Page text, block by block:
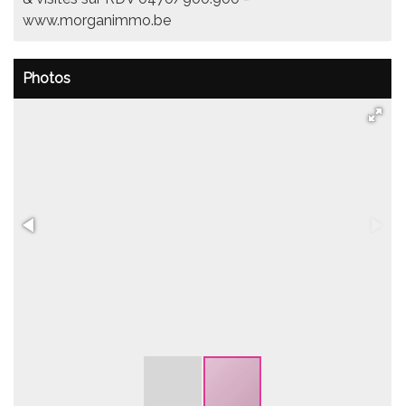
www.morganimmo.be
Photos